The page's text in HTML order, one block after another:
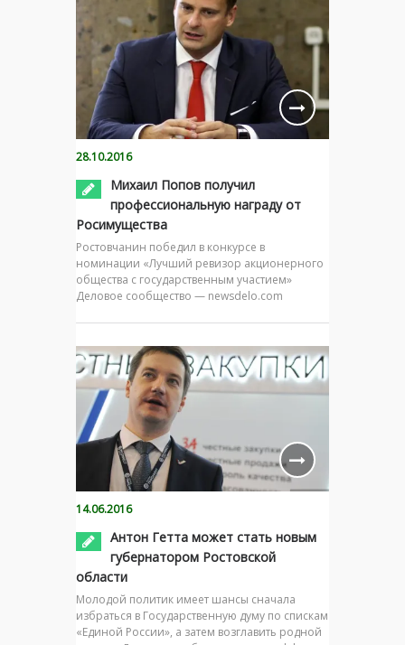
28.10.2016
Михаил Попов получил
профессиональную награду от
Росимущества
Ростовчанин победил в конкурсе в
номинации «Лучший ревизор акционерного
общества с государственным участием»
Деловое сообщество — newsdelo.com
14.06.2016
Антон Гетта может стать новым
губернатором Ростовской
области
Молодой политик имеет шансы сначала
избраться в Государственную думу по спискам
«Единой России», а затем возглавить родной